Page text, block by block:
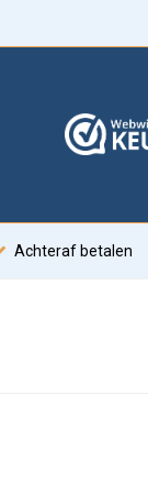
Achteraf betalen